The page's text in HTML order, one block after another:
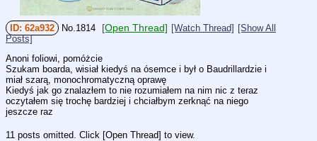
62a932 No.1814 [Open Thread] [Watch Thread] [Show All
Posts]
Anoni foliowi, pomóżcie
Szukam boarda, wisiał kiedyś na ósemce i był o Baudrillardzie i
miał szarą, monochromatyczną oprawę
Kiedyś jak go znalazłem to nie rozumiałem na nim nic z teraz
oczytałem się trochę bardziej i chciałbym zerknąć na niego
jeszcze raz
11 posts omitted. Click [Open Thread] to view.